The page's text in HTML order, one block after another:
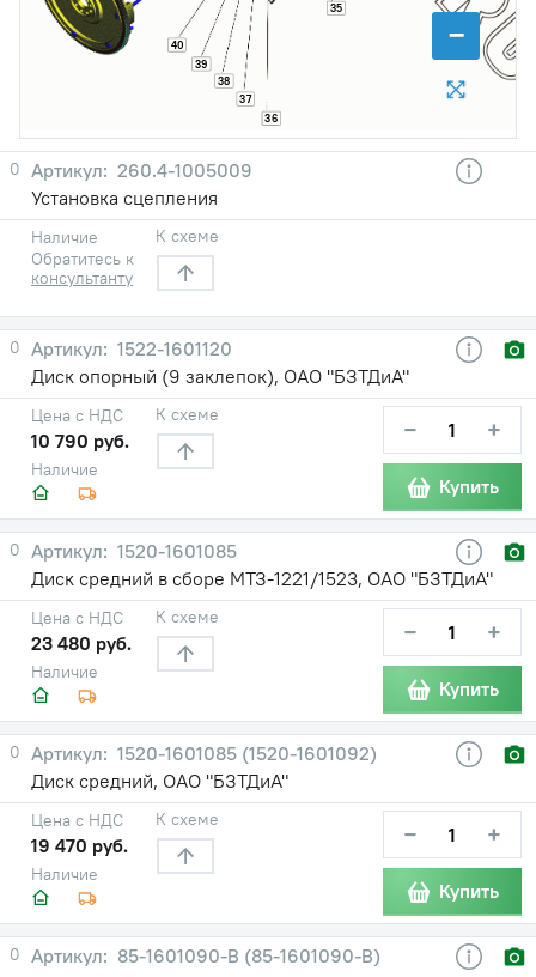
−
35
36
37
38
39
40
0
260.4-1005009
Установка сцепления
Наличие
Обратитесь к
консультанту
К схеме
0
1522-1601120
Диск опорный (9 заклепок), ОАО "БЗТДиА"
Наличие
Цена с НДС
10 790 руб.
К схеме − +
Купить
0
1520-1601085
Диск средний в сборе МТЗ-1221/1523, ОАО "БЗТДиА"
Наличие
Цена с НДС
23 480 руб.
К схеме − +
Купить
0
1520-1601085 (1520-1601092)
Диск средний, ОАО "БЗТДиА"
Наличие
Цена с НДС
19 470 руб.
К схеме − +
Купить
0
85-1601090-B (85-1601090-В)